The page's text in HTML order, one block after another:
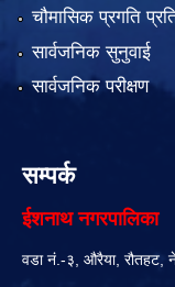
चौमासिक प्रगति
सार्वजनिक सुनुवाई
सार्वजनिक परीक्षण
सम्पर्क
ईशनाथ नगरपालिका
वडा नं.-३, औरैया, रौतहट,